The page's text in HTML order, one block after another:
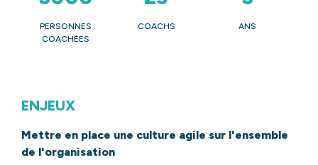
PERSONNES
COACHÉES
COACHS ANS
ENJEUX
Mettre en place une culture agile sur l'ensemble
de l'organisation